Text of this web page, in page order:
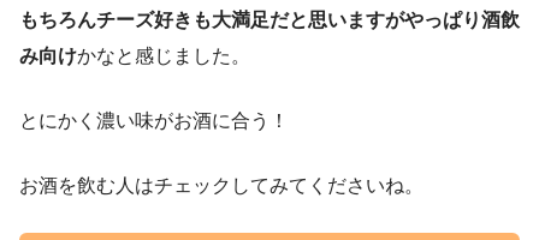
もちろんチーズ好きも大満足だと思いますがやっぱり酒飲
み向けかなと感じました。
とにかく濃い味がお酒に合う！
お酒を飲む人はチェックしてみてくださいね。